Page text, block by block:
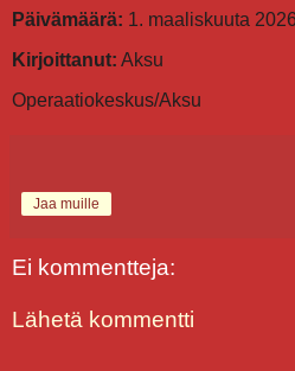
Päivämäärä: 1. maaliskuuta
Kirjoittanut: Aksu
Operaatiokeskus/Aksu
Jaa muille
Ei kommentteja:
Lähetä kommentti